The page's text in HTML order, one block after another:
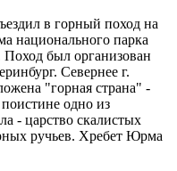
в горный поход на
национального парка
Поход был организован
Севернее г.
"горная страна" -
одно из
- царство скалистых
ручьев. Хребет Юрма